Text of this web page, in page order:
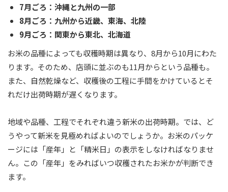
7月ごろ：沖縄と九州の一部
8月ごろ：九州から近畿、東海、北陸
9月ごろ：関東から東北、北海道
お米の品種によっても収穫時期は異なり、8月から10月にわた
ります。そのため、店頭に並ぶのも11月からという品種も。
また、自然乾燥など、収穫後の工程に手間をかけているとそ
れだけ出荷時期が遅くなります。
地域や品種、工程でそれぞれ違う新米の出荷時期。では、ど
うやって新米を見極めればよいのでしょうか。お米のパッケ
ージには「産年」と「精米日」の表示をしなければなりませ
ん。この「産年」をみればいつ収穫されたお米かが判断でき
ます。